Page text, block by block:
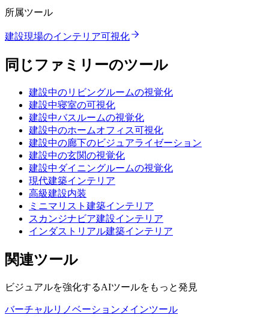
所属ツール
建設現場のインテリア可視化
同じファミリーのツール
建設中のリビングルームの視覚化
建設中寝室の可視化
建設中バスルームの視覚化
建設中のホームオフィス可視化
建設中の廊下のビジュアライゼーション
建設中の玄関の視覚化
建設中ダイニングルームの視覚化
現代建築インテリア
高級建設内装
ミニマリスト建築インテリア
スカンジナビア建設インテリア
インダストリアル建築インテリア
関連ツール
ビジュアルを強化するAIツールをもっと発見
バーチャルリノベーション メインツール